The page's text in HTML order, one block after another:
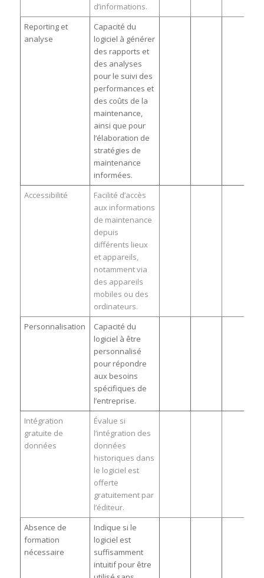
d’informations.
Reporting et
analyse
Capacité du
logiciel à générer
des rapports et
des analyses
pour le suivi des
performances et
des coûts de la
maintenance,
ainsi que pour
l’élaboration de
stratégies de
maintenance
informées.
Accessibilité
Facilité d’accès
aux informations
de maintenance
depuis
différents lieux
et appareils,
notamment via
des appareils
mobiles ou des
ordinateurs.
Personnalisation
Capacité du
logiciel à être
personnalisé
pour répondre
aux besoins
spécifiques de
l’entreprise.
Intégration
gratuite de
données
Évalue si
l’intégration des
données
historiques dans
le logiciel est
offerte
gratuitement par
l’éditeur.
Absence de
formation
nécessaire
Indique si le
logiciel est
suffisamment
intuitif pour être